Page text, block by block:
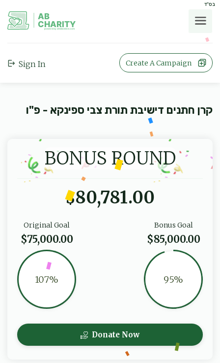
בס"ד
AB
CHARITY
powerd by ahblicklive.com
Sign In Create A Campaign
קרן חתנים דישיבת תורת צבי ספינקא - פ"ו
BONUS ROUND
$80,781.00
Bonus Goal
$85,000.00
95%
Original Goal
$75,000.00
107%
Donate Now